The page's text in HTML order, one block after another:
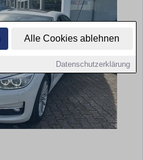
Alle Cookies ablehnen
Datenschutzerklärung